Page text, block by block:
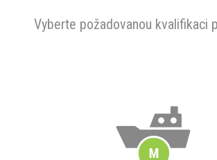
Vyberte požadovanou kvalifikaci